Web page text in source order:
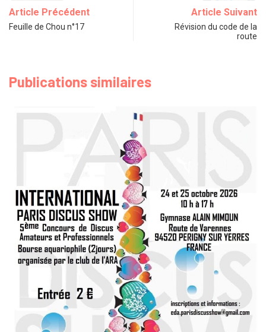
Article Précédent
Feuille de Chou n°17
Article Suivant
Révision du code de la
route
Publications similaires